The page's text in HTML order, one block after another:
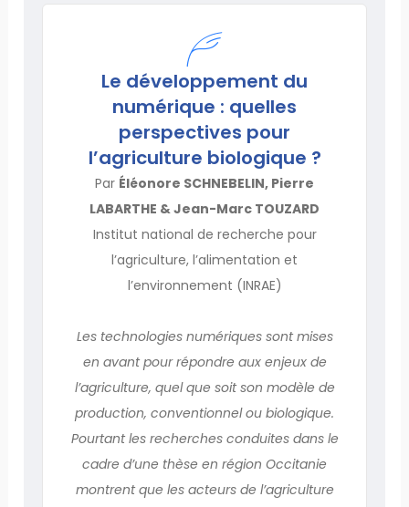
Le développement du
numérique : quelles
perspectives pour
l’agriculture biologique ?
Par Éléonore SCHNEBELIN, Pierre
LABARTHE & Jean-Marc TOUZARD
Institut national de recherche pour
l’agriculture, l’alimentation et
l’environnement (INRAE)
Les technologies numériques sont mises
en avant pour répondre aux enjeux de
l’agriculture, quel que soit son modèle de
production, conventionnel ou biologique.
Pourtant les recherches conduites dans le
cadre d’une thèse en région Occitanie
montrent que les acteurs de l’agriculture